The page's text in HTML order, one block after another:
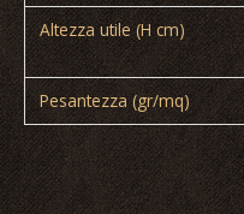
Altezza utile (H cm)
Pesantezza (gr/mq)